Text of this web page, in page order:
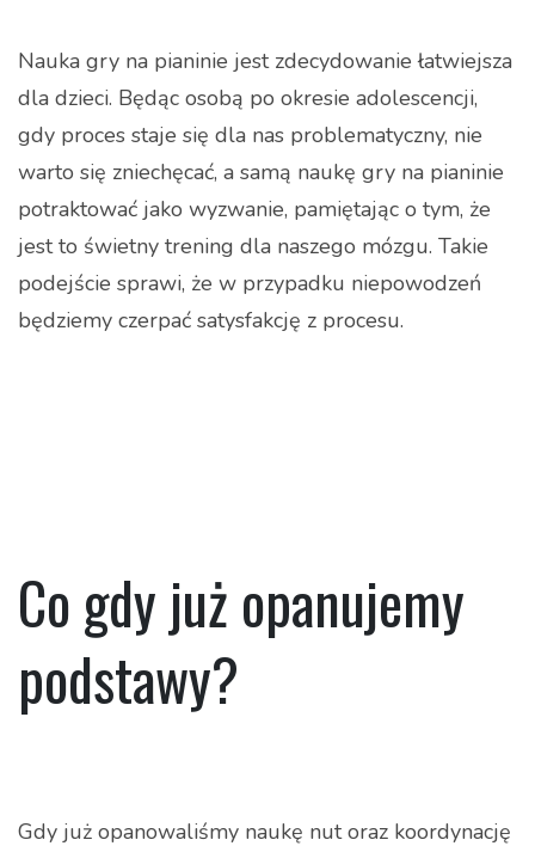
Nauka gry na pianinie jest zdecydowanie łatwiejsza
dla dzieci. Będąc osobą po okresie adolescencji,
gdy proces staje się dla nas problematyczny, nie
warto się zniechęcać, a samą naukę gry na pianinie
potraktować jako wyzwanie, pamiętając o tym, że
jest to świetny trening dla naszego mózgu. Takie
podejście sprawi, że w przypadku niepowodzeń
będziemy czerpać satysfakcję z procesu.
Co gdy już opanujemy
podstawy?
Gdy już opanowaliśmy naukę nut oraz koordynację